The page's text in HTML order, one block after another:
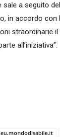
a seguito
in accordo con
straordinarie
all’iniziativa”.